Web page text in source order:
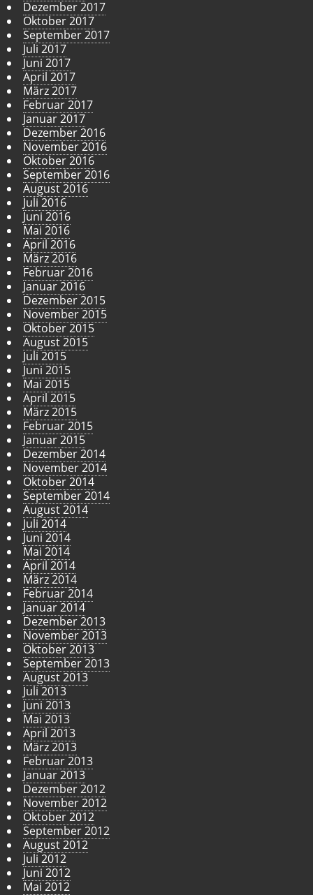
Dezember 2017
Oktober 2017
September 2017
Juli 2017
Juni 2017
April 2017
März 2017
Februar 2017
Januar 2017
Dezember 2016
November 2016
Oktober 2016
September 2016
August 2016
Juli 2016
Juni 2016
Mai 2016
April 2016
März 2016
Februar 2016
Januar 2016
Dezember 2015
November 2015
Oktober 2015
August 2015
Juli 2015
Juni 2015
Mai 2015
April 2015
März 2015
Februar 2015
Januar 2015
Dezember 2014
November 2014
Oktober 2014
September 2014
August 2014
Juli 2014
Juni 2014
Mai 2014
April 2014
März 2014
Februar 2014
Januar 2014
Dezember 2013
November 2013
Oktober 2013
September 2013
August 2013
Juli 2013
Juni 2013
Mai 2013
April 2013
März 2013
Februar 2013
Januar 2013
Dezember 2012
November 2012
Oktober 2012
September 2012
August 2012
Juli 2012
Juni 2012
Mai 2012